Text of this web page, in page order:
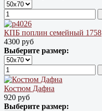
КПБ поплин семейный 1758
4300 руб
Выберите размер:
Костюм Дафна
920 руб
Выберите размер: